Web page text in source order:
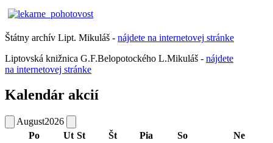
Štátny archív Lipt. Mikuláš - nájdete na internetovej stránke
Liptovská knižnica G.F.Belopotockého L.Mikuláš - nájdete
na internetovej stránke
Kalendár akcií
August2026
Po
Ut St Št Pia So Ne